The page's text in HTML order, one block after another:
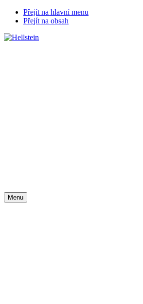
Přejít na hlavní menu
Přejít na obsah
Menu
Chat zákaznické podpory